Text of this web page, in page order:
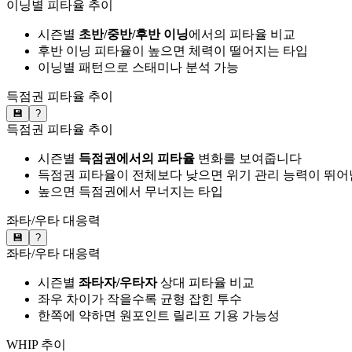
이닝별 피타율 추이
시즌별 초반/중반/후반 이닝에서의 피타율 비교
후반 이닝 피타율이 높으면 체력이 떨어지는 타입
이닝별 패턴으로 스태미나 분석 가능
득점권 피타율 추이
💾 ?
득점권 피타율 추이
시즌별 득점권에서의 피타율 변화를 보여줍니다
득점권 피타율이 전체보다 낮으면 위기 관리 능력이 뛰어
높으면 득점권에서 무너지는 타입
좌타/우타 대응력
💾 ?
좌타/우타 대응력
시즌별 좌타자/우타자상대 피타율 비교
좌우 차이가 작을수록 균형 잡힌 투수
한쪽에 약하면 원포인트 릴리프 기용 가능성
WHIP 추이